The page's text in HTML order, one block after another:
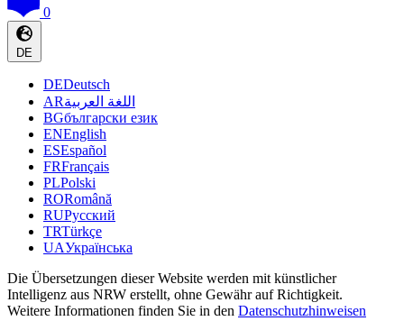
0
DE
DEDeutsch
ARاللغة العربية
BGбългарски език
ENEnglish
ESEspañol
FRFrançais
PLPolski
RORomână
RUРусский
TRTürkçe
UAУкраїнська
Die Übersetzungen dieser Website werden mit künstlicher
Intelligenz aus NRW erstellt, ohne Gewähr auf Richtigkeit.
Weitere Informationen finden Sie in den Datenschutzhinweisen